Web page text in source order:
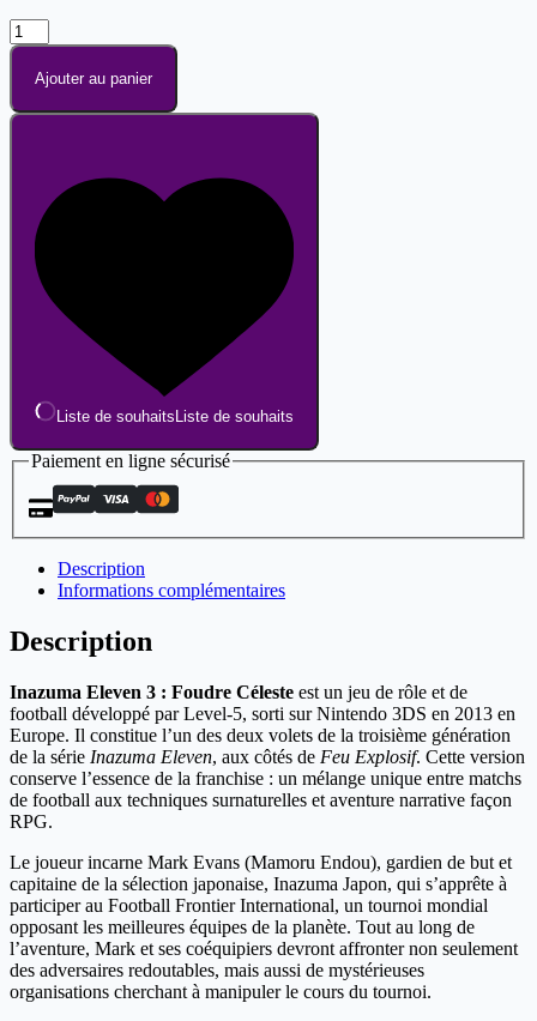
Ajouter au panier
Liste de souhaitsListe de souhaits
Paiement en ligne sécurisé
Description
Informations complémentaires
Description
Inazuma Eleven 3 : Foudre Céleste est un jeu de rôle et de
football développé par Level-5, sorti sur Nintendo 3DS en 2013 en
Europe. Il constitue l’un des deux volets de la troisième génération
de la série Inazuma Eleven, aux côtés de Feu Explosif. Cette version
conserve l’essence de la franchise : un mélange unique entre matchs
de football aux techniques surnaturelles et aventure narrative façon
RPG.
Le joueur incarne Mark Evans (Mamoru Endou), gardien de but et
capitaine de la sélection japonaise, Inazuma Japon, qui s’apprête à
participer au Football Frontier International, un tournoi mondial
opposant les meilleures équipes de la planète. Tout au long de
l’aventure, Mark et ses coéquipiers devront affronter non seulement
des adversaires redoutables, mais aussi de mystérieuses
organisations cherchant à manipuler le cours du tournoi.